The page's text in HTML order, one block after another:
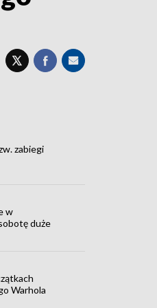
zabiegi
w
duże
Warhola